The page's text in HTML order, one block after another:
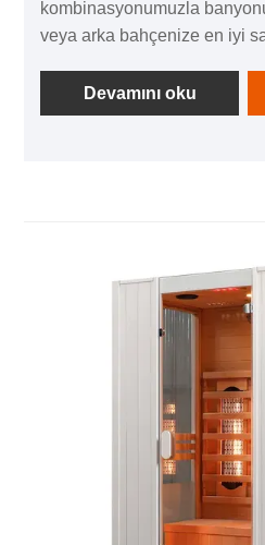
kombinasyonumuzla
veya arka bahçenize en iyi
tasarlanan bu, bir saunadan
kaçışınızdır.
Devamını oku